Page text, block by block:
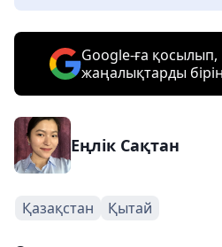
Google-ға қосылып,
жаңалықтарды
Еңлік Сақтан
Қазақстан Қытай